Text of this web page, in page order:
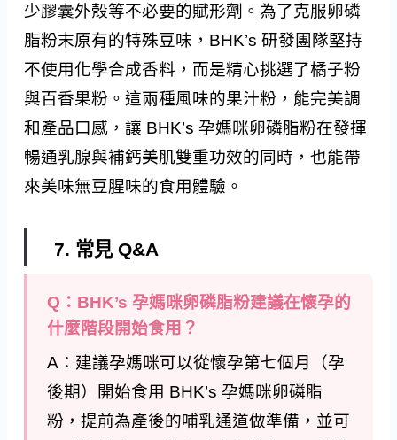
少膠囊外殼等不必要的賦形劑。為了克服卵磷
脂粉末原有的特殊豆味，BHK’s 研發團隊堅持
不使用化學合成香料，而是精心挑選了橘子粉
與百香果粉。這兩種風味的果汁粉，能完美調
和產品口感，讓 BHK’s 孕媽咪卵磷脂粉在發揮
暢通乳腺與補鈣美肌雙重功效的同時，也能帶
來美味無豆腥味的食用體驗。
7. 常見 Q&A
Q：BHK’s 孕媽咪卵磷脂粉建議在懷孕的
什麼階段開始食用？
A：建議孕媽咪可以從懷孕第七個月（孕
後期）開始食用 BHK’s 孕媽咪卵磷脂
粉，提前為產後的哺乳通道做準備，並可